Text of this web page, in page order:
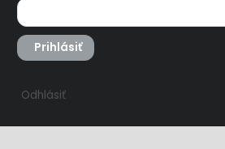
Prihlásiť
Odhlásiť